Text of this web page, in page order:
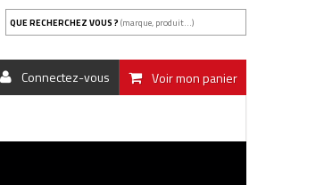
QUE RECHERCHEZ VOUS ? (marque, produit...)
Voir mon panier
Connectez-vous